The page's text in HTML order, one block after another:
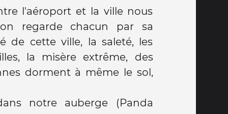
l'aéroport et la ville nous
regarde chacun par sa
de cette ville, la saleté, les
la misère extrême, des
dorment à même le sol,
notre auberge (Panda